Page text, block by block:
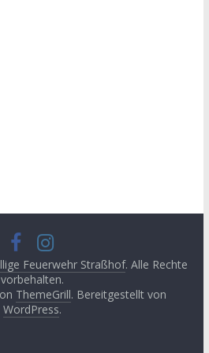
Feuerwehr Straßhof. Alle Rechte
vorbehalten.
ThemeGrill. Bereitgestellt von
WordPress.